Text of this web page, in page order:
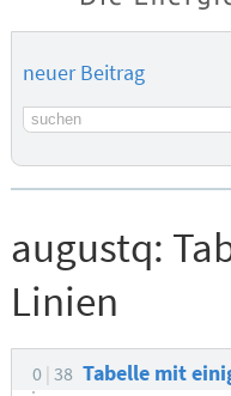
neuer Beitrag
Suchbegriff
augustq:
Linien
0 38 Tabelle mit